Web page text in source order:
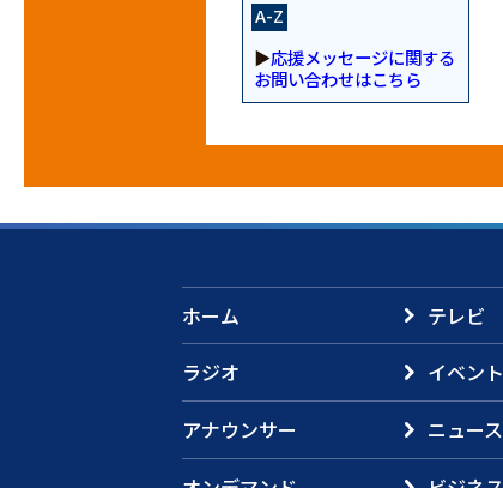
A-Z
▶応援メッセージに関する
お問い合わせはこちら
ホーム
テレビ
ラジオ
イベント
アナウンサー
ニュース